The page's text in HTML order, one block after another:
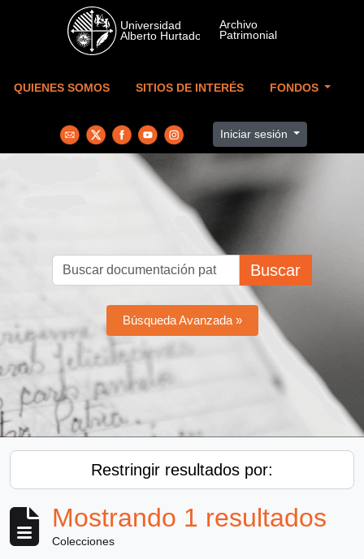
Skip to main content
QUIENES SOMOS SITIOS DE INTERÉS FONDOS
Iniciar sesión
Buscar
Búsqueda Avanzada »
Restringir resultados por:
Mostrando 1 resultados
Colecciones